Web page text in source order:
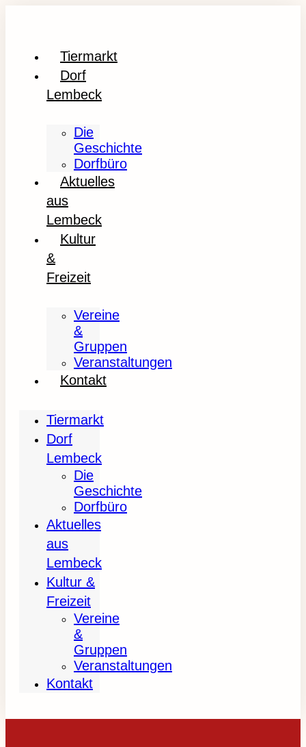
Tiermarkt
Dorf
Lembeck
Die
Geschichte
Dorfbüro
Aktuelles
aus
Lembeck
Kultur
&
Freizeit
Vereine
&
Gruppen
Veranstaltungen
Kontakt
Tiermarkt
Dorf
Lembeck
Die
Geschichte
Dorfbüro
Aktuelles
aus
Lembeck
Kultur &
Freizeit
Vereine
&
Gruppen
Veranstaltungen
Kontakt